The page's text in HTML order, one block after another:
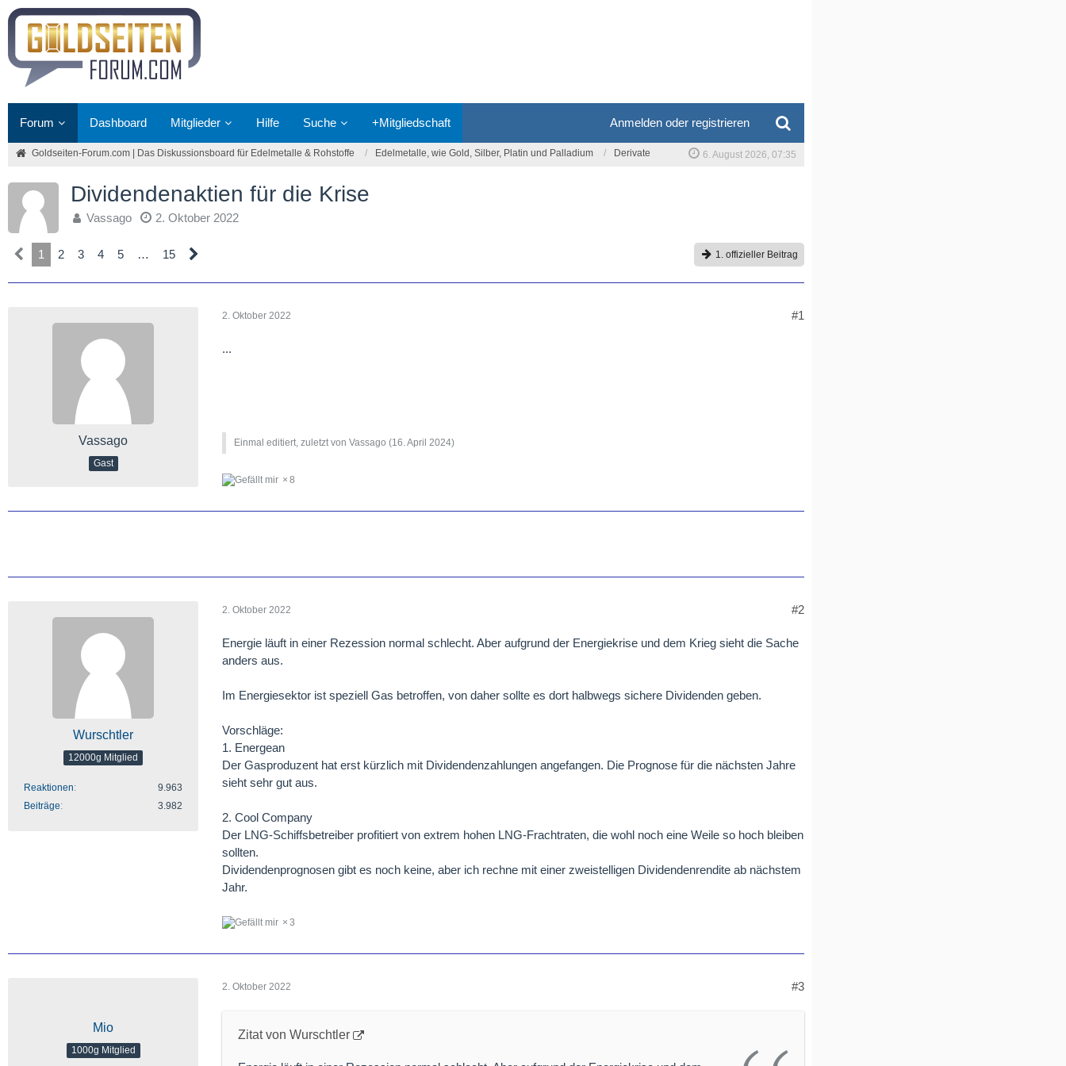
Forum Dashboard Mitglieder Hilfe Suche +Mitgliedschaft Anmelden oder registrieren
Goldseiten-Forum.com | Das Diskussionsboard für Edelmetalle & Rohstoffe Edelmetalle, wie Gold, Silber, Platin und Palladium Derivate 6. August 2026, 07:35
Dividendenaktien für die Krise
Vassago 2. Oktober 2022
1 2 3 4 5 … 15 1. offizieller Beitrag
Vassago
Gast
2. Oktober 2022 #1
...
Einmal editiert, zuletzt von Vassago (16. April 2024)
8
Wurschtler
12000g Mitglied
Reaktionen
9.963
Beiträge
3.982
2. Oktober 2022 #2
Energie läuft in einer Rezession normal schlecht. Aber aufgrund der Energiekrise und dem Krieg sieht die Sache
anders aus.
Im Energiesektor ist speziell Gas betroffen, von daher sollte es dort halbwegs sichere Dividenden geben.
Vorschläge:
1. Energean
Der Gasproduzent hat erst kürzlich mit Dividendenzahlungen angefangen. Die Prognose für die nächsten Jahre
sieht sehr gut aus.
2. Cool Company
Der LNG-Schiffsbetreiber profitiert von extrem hohen LNG-Frachtraten, die wohl noch eine Weile so hoch bleiben
sollten.
Dividendenprognosen gibt es noch keine, aber ich rechne mit einer zweistelligen Dividendenrendite ab nächstem
Jahr.
3
Mio
1000g Mitglied
2. Oktober 2022 #3
Zitat von Wurschtler